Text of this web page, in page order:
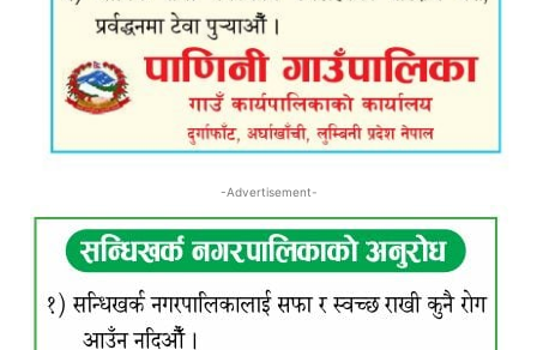
-Advertisement-